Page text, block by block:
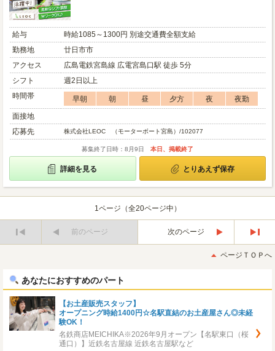
給与
時給1085～1300円 別途交通費全額支給
勤務地
廿日市市
アクセス
広島電鉄宮島線 広電宮島口駅 徒歩 5分
シフト
週2日以上
時間帯
早朝 朝 昼 夕方 夜
夜勤
面接地
応募先
株式会社LEOC （モーターボート宮島）/102077
募集終了日時：8月9日 本日、掲載終了
詳細を見る とりあえず保存
1ページ（全20ページ中）
前のページ
次のページ
後
ページＴＯＰへ
あなたにおすすめのパート
【お土産販売スタッフ】
オープニング時給1400円☆名駅直結のお土産屋さん◎未経
験OK！
名鉄商店MEICHIKA※2026年9月オープン【名駅東口（桜
通口）】近鉄名古屋線 近鉄名古屋駅など